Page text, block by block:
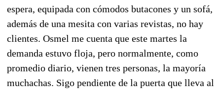
espera, equipada con cómodos butacones y un sofá,
además de una mesita con varias revistas, no hay
clientes. Osmel me cuenta que este martes la
demanda estuvo floja, pero normalmente, como
promedio diario, vienen tres personas, la mayoría
muchachas. Sigo pendiente de la puerta que lleva al